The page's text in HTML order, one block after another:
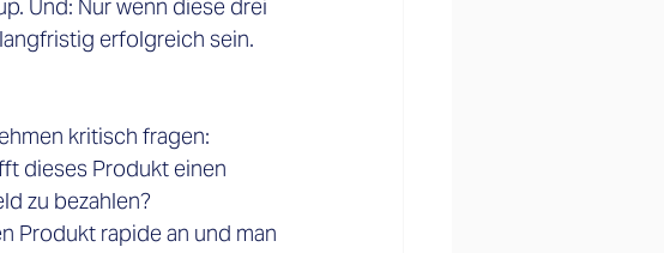
Und: Nur wenn diese drei
erfolgreich sein.
kritisch fragen:
dieses Produkt einen
zu bezahlen?
Produkt rapide an und man